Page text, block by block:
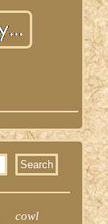
cowl